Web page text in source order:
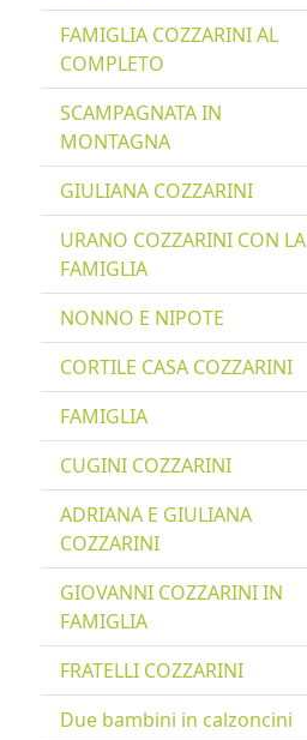
FAMIGLIA COZZARINI AL
COMPLETO
SCAMPAGNATA IN
MONTAGNA
GIULIANA COZZARINI
URANO COZZARINI CON LA
FAMIGLIA
NONNO E NIPOTE
CORTILE CASA COZZARINI
FAMIGLIA
CUGINI COZZARINI
ADRIANA E GIULIANA
COZZARINI
GIOVANNI COZZARINI IN
FAMIGLIA
FRATELLI COZZARINI
Due bambini in calzoncini